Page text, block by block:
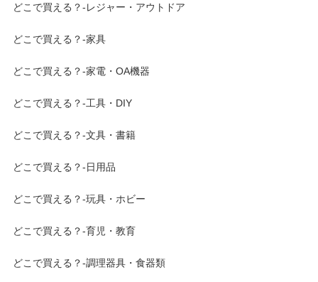
どこで買える？-レジャー・アウトドア
どこで買える？-家具
どこで買える？-家電・OA機器
どこで買える？-工具・DIY
どこで買える？-文具・書籍
どこで買える？-日用品
どこで買える？-玩具・ホビー
どこで買える？-育児・教育
どこで買える？-調理器具・食器類